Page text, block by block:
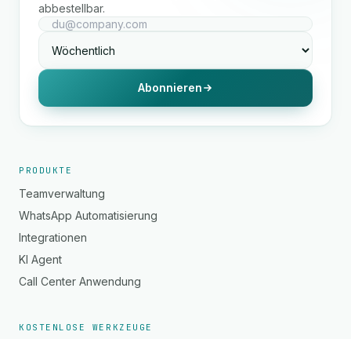
abbestellbar.
Abonnieren
PRODUKTE
Teamverwaltung
WhatsApp Automatisierung
Integrationen
KI Agent
Call Center Anwendung
KOSTENLOSE WERKZEUGE